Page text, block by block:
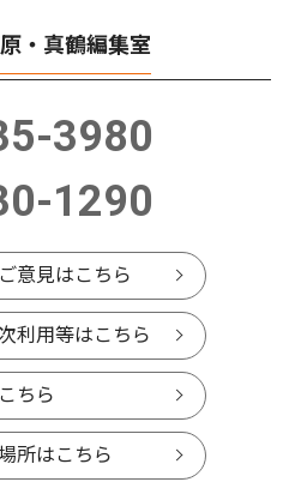
・真鶴編集室
3980
1290
意見はこちら
利用等はこちら
ちら
所はこちら